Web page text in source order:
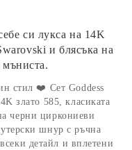
си лукса на 14K
и блясъка на
стил ❤️ Сет Goddess
злато 585, класиката
черни циркониеви
шнур с ръчна
детайл и вплетени